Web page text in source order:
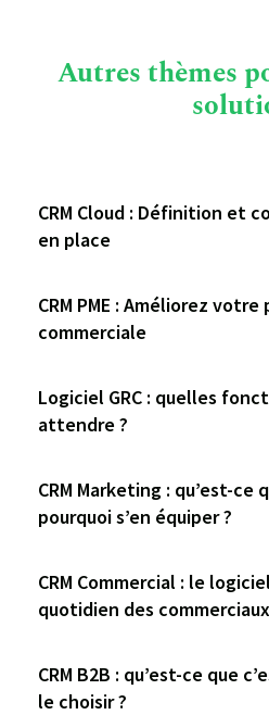
Autres thèmes
CRM Cloud : Définition et
en place
CRM PME : Améliorez
commerciale
Logiciel GRC : quelles
attendre ?
CRM Marketing : qu’est-ce
pourquoi s’en équiper ?
CRM Commercial : le
quotidien des commerciaux
CRM B2B : qu’est-ce que
le choisir ?